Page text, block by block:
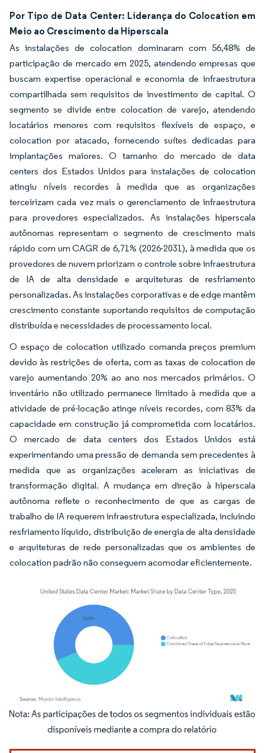
Por Tipo de Data Center: Liderança do Colocation em
Meio ao Crescimento da Hiperscala
As instalações de colocation dominaram com 56,48% de
participação de mercado em 2025, atendendo empresas que
buscam expertise operacional e economia de infraestrutura
compartilhada sem requisitos de investimento de capital. O
segmento se divide entre colocation de varejo, atendendo
locatários menores com requisitos flexíveis de espaço, e
colocation por atacado, fornecendo suítes dedicadas para
implantações maiores. O tamanho do mercado de data
centers dos Estados Unidos para instalações de colocation
atingiu níveis recordes à medida que as organizações
terceirizam cada vez mais o gerenciamento de infraestrutura
para provedores especializados. As instalações hiperscala
autônomas representam o segmento de crescimento mais
rápido com um CAGR de 6,71% (2026-2031), à medida que os
provedores de nuvem priorizam o controle sobre infraestrutura
de IA de alta densidade e arquiteturas de resfriamento
personalizadas. As instalações corporativas e de edge mantêm
crescimento constante suportando requisitos de computação
distribuída e necessidades de processamento local.
O espaço de colocation utilizado comanda preços premium
devido às restrições de oferta, com as taxas de colocation de
varejo aumentando 20% ao ano nos mercados primários. O
inventário não utilizado permanece limitado à medida que a
atividade de pré-locação atinge níveis recordes, com 83% da
capacidade em construção já comprometida com locatários.
O mercado de data centers dos Estados Unidos está
experimentando uma pressão de demanda sem precedentes à
medida que as organizações aceleram as iniciativas de
transformação digital. A mudança em direção à hiperscala
autônoma reflete o reconhecimento de que as cargas de
trabalho de IA requerem infraestrutura especializada, incluindo
resfriamento líquido, distribuição de energia de alta densidade
e arquiteturas de rede personalizadas que os ambientes de
colocation padrão não conseguem acomodar eficientemente.
Imagem © Mordor Intelligence. O reuso requer atribuição conforme CC BY 4.0.